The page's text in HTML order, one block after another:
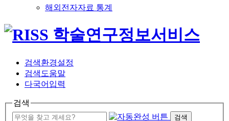
해외전자자료 통계
검색환경설정
검색도움말
다국어입력
검색
검색